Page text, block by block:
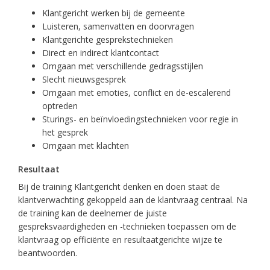
Klantgericht werken bij de gemeente
Luisteren, samenvatten en doorvragen
Klantgerichte gesprekstechnieken
Direct en indirect klantcontact
Omgaan met verschillende gedragsstijlen
Slecht nieuwsgesprek
Omgaan met emoties, conflict en de-escalerend
optreden
Sturings- en beïnvloedingstechnieken voor regie in
het gesprek
Omgaan met klachten
Resultaat
Bij de training Klantgericht denken en doen staat de
klantverwachting gekoppeld aan de klantvraag centraal. Na
de training kan de deelnemer de juiste
gespreksvaardigheden en -technieken toepassen om de
klantvraag op efficiënte en resultaatgerichte wijze te
beantwoorden.